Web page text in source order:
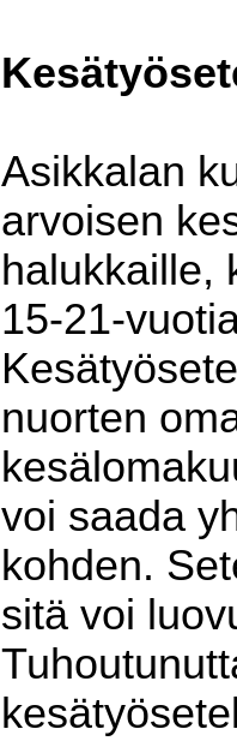
Asikkalan
arvoisen
halukkaille,
15-21-
nuorten
voi saada
kohden.
sitä voi